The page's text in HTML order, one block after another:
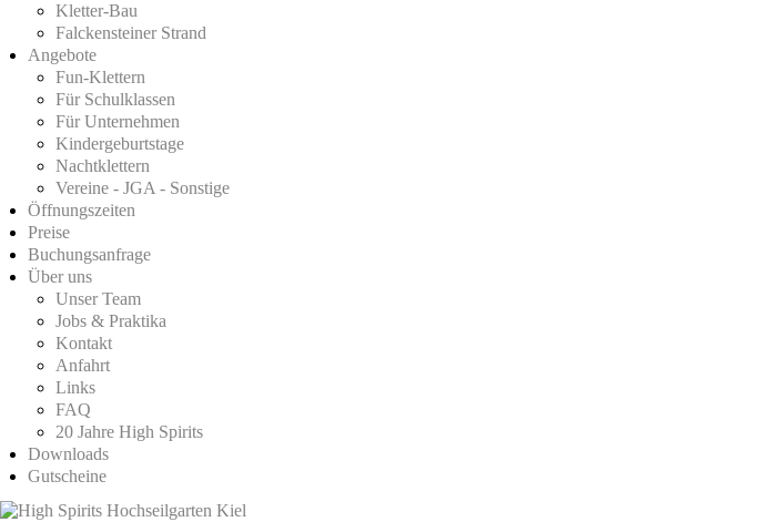
Kletter-Bau
Falckensteiner Strand
Angebote
Fun-Klettern
Für Schulklassen
Für Unternehmen
Kindergeburtstage
Nachtklettern
Vereine - JGA - Sonstige
Öffnungszeiten
Preise
Buchungsanfrage
Über uns
Unser Team
Jobs & Praktika
Kontakt
Anfahrt
Links
FAQ
20 Jahre High Spirits
Downloads
Gutscheine